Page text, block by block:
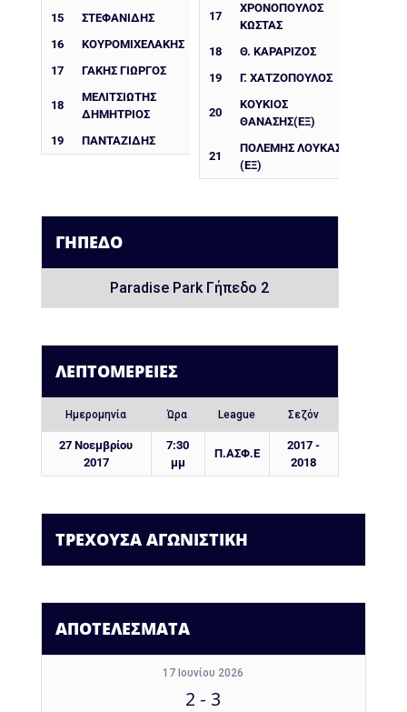
15
ΣΤΕΦΑΝΙΔΗΣ
16
ΚΟΥΡΟΜΙΧΕΛΑΚΗΣ
17
ΓΑΚΗΣ ΓΙΩΡΓΟΣ
18
ΜΕΛΙΤΣΙΩΤΗΣ
ΔΗΜΗΤΡΙΟΣ
19
ΠΑΝΤΑΖΙΔΗΣ
17
ΧΡΟΝΟΠΟΥΛΟΣ
ΚΩΣΤΑΣ
18
Θ. ΚΑΡΑΡΙΖΟΣ
19
Γ. ΧΑΤΖΟΠΟΥΛΟΣ
20
ΚΟΥΚΙΟΣ
ΘΑΝΑΣΗΣ(ΕΞ)
21
ΠΟΛΕΜΗΣ ΛΟΥΚΑΣ
(ΕΞ)
ΓΉΠΕΔΟ
Paradise Park Γήπεδο 2
ΛΕΠΤΟΜΈΡΕΙΕΣ
Ημερομηνία Ώρα League Σεζόν
27 Νοεμβρίου
2017
7:30
μμ
Π.ΑΣΦ.Ε
2017 -
2018
ΤΡΕΧΟΥΣΑ ΑΓΩΝΙΣΤΙΚΗ
ΑΠΟΤΕΛΕΣΜΑΤΑ
17 Ιουνίου 2026
2 - 3